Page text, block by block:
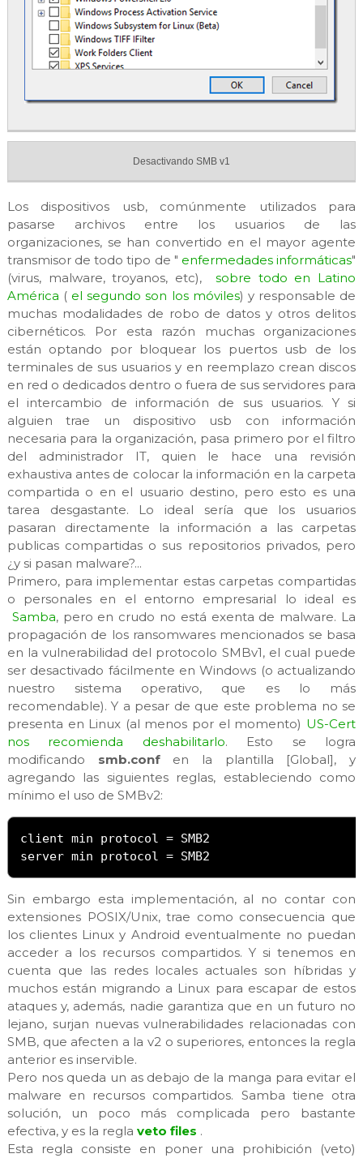
Desactivando SMB v1
Los dispositivos usb, comúnmente utilizados para
pasarse archivos entre los usuarios de las
organizaciones, se han convertido en el mayor agente
transmisor de todo tipo de " enfermedades informáticas"
(virus, malware, troyanos, etc),sobre todo en Latino
América ( el segundo son los móviles) y responsable de
muchas modalidades de robo de datos y otros delitos
cibernéticos. Por esta razón muchas organizaciones
están optando por bloquear los puertos usb de los
terminales de sus usuarios y en reemplazo crean discos
en red o dedicados dentro o fuera de sus servidores para
el intercambio de información de sus usuarios. Y si
alguien trae un dispositivo usb con información
necesaria para la organización, pasa primero por el filtro
del administrador IT, quien le hace una revisión
exhaustiva antes de colocar la información en la carpeta
compartida o en el usuario destino, pero esto es una
tarea desgastante. Lo ideal sería que los usuarios
pasaran directamente la información a las carpetas
publicas compartidas o sus repositorios privados, pero
¿y si pasan malware?...
Primero, para implementar estas carpetas compartidas
o personales en el entorno empresarial lo ideal es
Samba, pero en crudo no está exenta de malware. La
propagación de los ransomwares mencionados se basa
en la vulnerabilidad del protocolo SMBv1, el cual puede
ser desactivado fácilmente en Windows (o actualizando
nuestro sistema operativo, que es lo más
recomendable). Y a pesar de que este problema no se
presenta en Linux (al menos por el momento) US-Cert
nos recomienda deshabilitarlo. Esto se logra
modificando smb.confen la plantilla [Global], y
agregando las siguientes reglas, estableciendo como
mínimo el uso de SMBv2:
client min protocol = SMB2
server min protocol = SMB2
Sin embargo esta implementación, al no contar con
extensiones POSIX/Unix, trae como consecuencia que
los clientes Linux y Android eventualmente no puedan
acceder a los recursos compartidos. Y si tenemos en
cuenta que las redes locales actuales son híbridas y
muchos están migrando a Linux para escapar de estos
ataques y, además, nadie garantiza que en un futuro no
lejano, surjan nuevas vulnerabilidades relacionadas con
SMB, que afecten a la v2 o superiores, entonces la regla
anterior es inservible.
Pero nos queda un as debajo de la manga para evitar el
malware en recursos compartidos. Samba tiene otra
solución, un poco más complicada pero bastante
efectiva, y es la regla veto files .
Esta regla consiste en poner una prohibición (veto)